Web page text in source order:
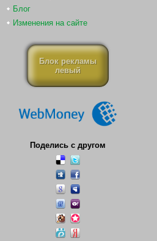
Блог
Изменения на сайте
Блок рекламы
левый
Поделись с другом